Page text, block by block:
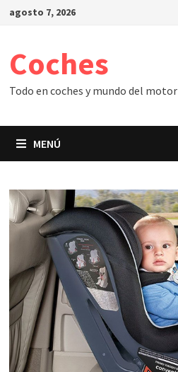
Saltar
agosto 7, 2026
Coches
Todo en coches y mundo del motor
MENÚ